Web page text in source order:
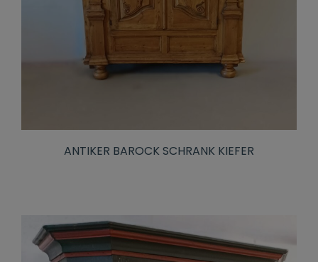
ANTIKER BAROCK SCHRANK KIEFER